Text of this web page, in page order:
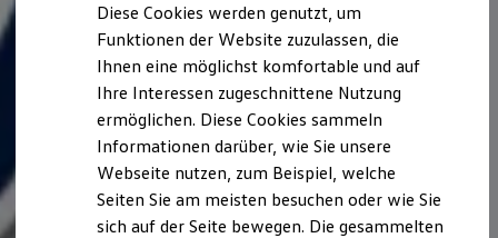
Eine Absage - was nun?
Anreise zu Interview oder AC
Kontakt und Hilfe
Barrierefrei bewerben
Triff unsere Recruiter
Events
Diese Cookies werden genutzt, um
Funktionen der Website zuzulassen, die
Ihnen eine möglichst komfortable und auf
Ihre Interessen zugeschnittene Nutzung
ermöglichen. Diese Cookies sammeln
Informationen darüber, wie Sie unsere
Webseite nutzen, zum Beispiel, welche
Seiten Sie am meisten besuchen oder wie Sie
sich auf der Seite bewegen. Die gesammelten